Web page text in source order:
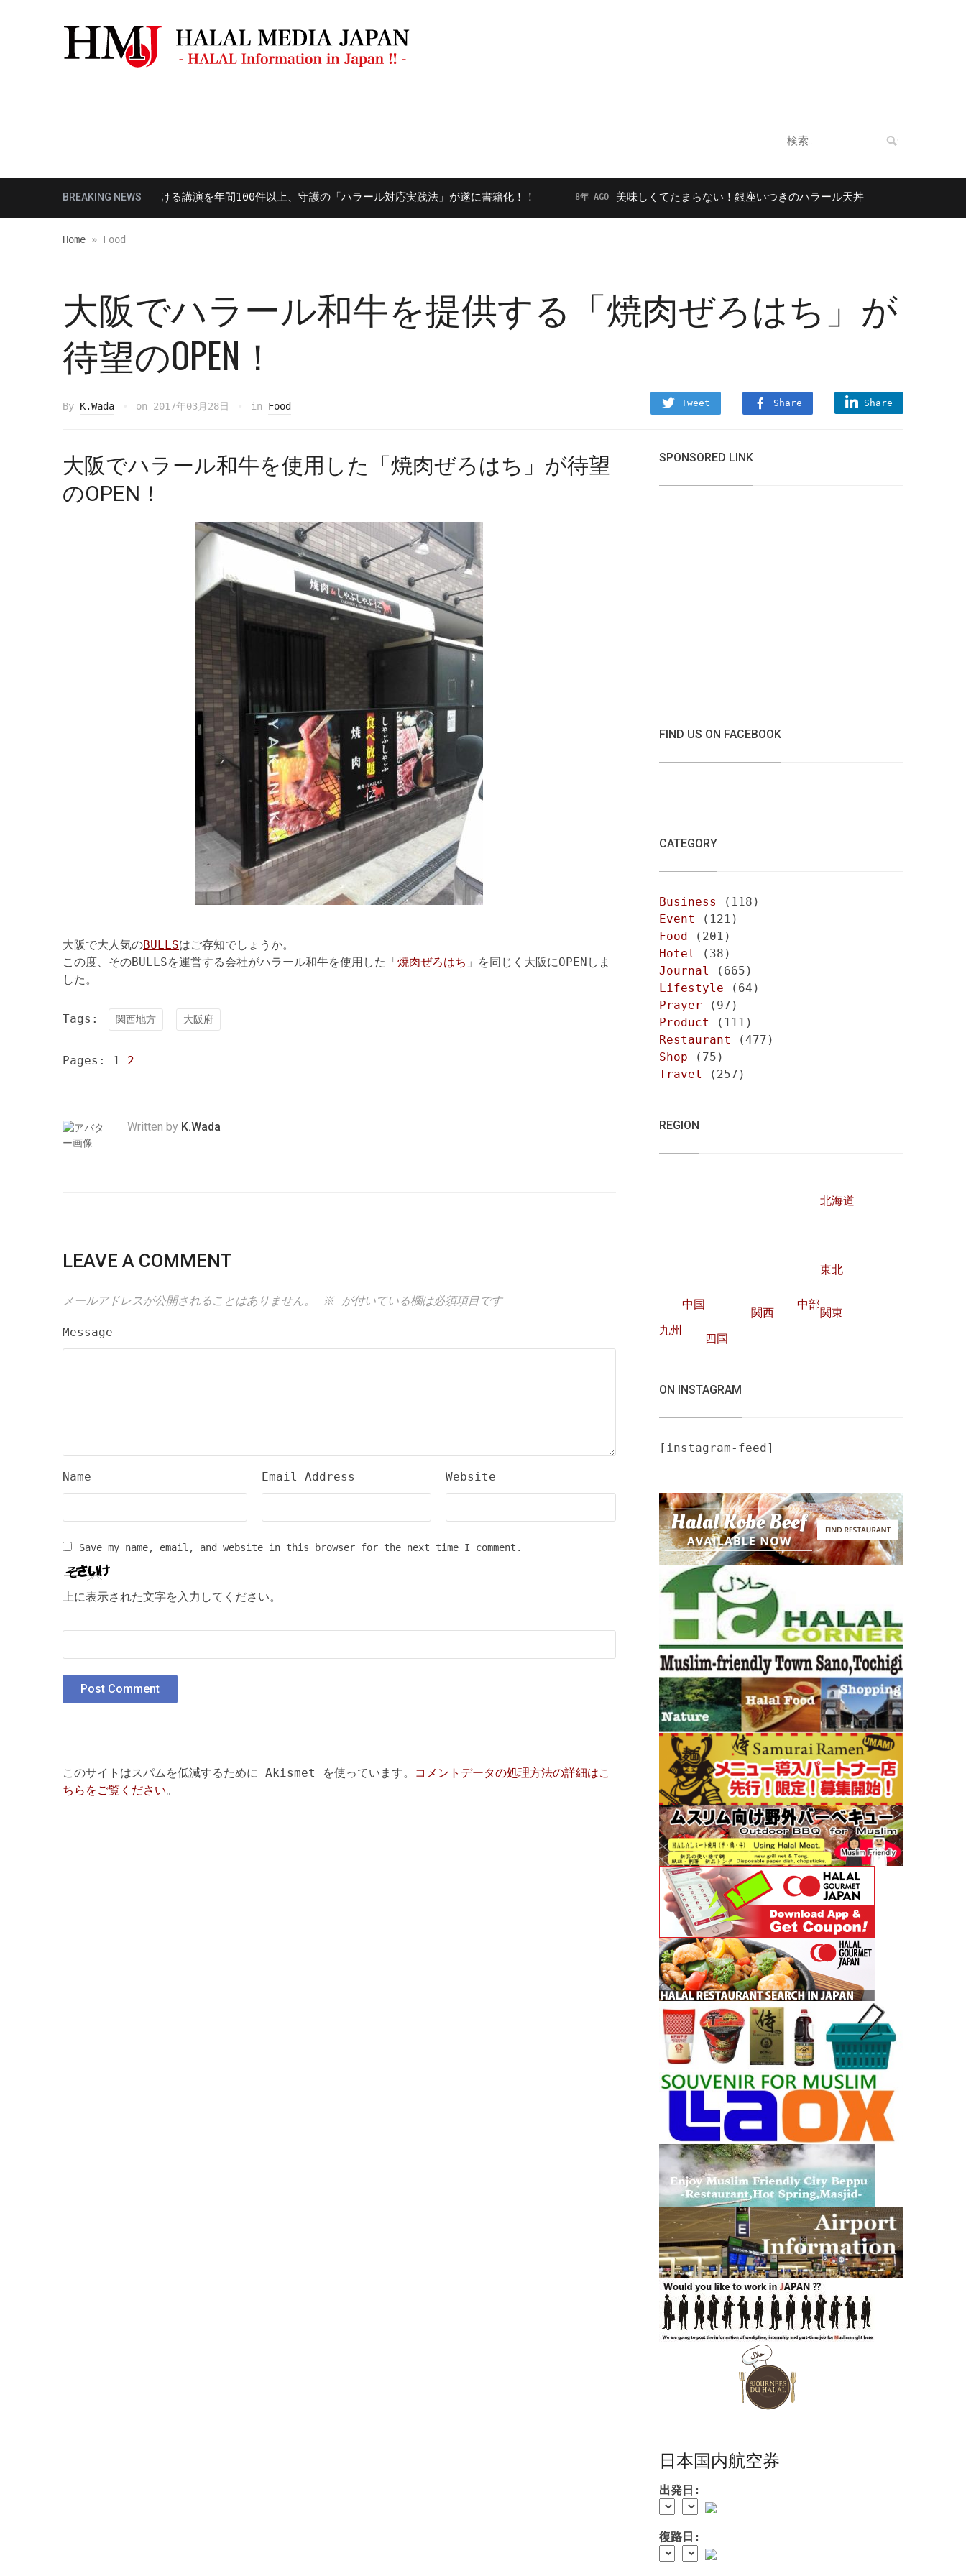
検
BREAKING NEWS
食の多様性対応における講演を年間100件以上、守護の「ハラール対応実践法」が遂に書籍化！！ 美味しくてたまらない！銀座いつきのハラール天丼
Home » Food
大阪でハラール和牛を提供する「焼肉ぜろはち」が
待望のOPEN！
Tweet Share Share
By K.Wada on 2017年03月28日 in Food
大阪でハラール和牛を使用した「焼肉ぜろはち」が待望
のOPEN！
大阪で大人気のBULLSはご存知でしょうか。
この度、そのBULLSを運営する会社がハラール和牛を使用した「焼肉ぜろはち 」を同じく大阪にOPENしま
した。
Tags: 関西地方 大阪府
Pages: 1 2
Written by K.Wada
LEAVE A COMMENT
メールアドレスが公開されることはありません。 ※ が付いている欄は必須項目です
Message
Name Email Address Website
Save my name, email, and website in this browser for the next time I comment.
上に表示された文字を入力してください。
このサイトはスパムを低減するために Akismet を使っています。
コメントデータの処理方法の詳細はこ
ちらをご覧ください。
SPONSORED LINK
FIND US ON FACEBOOK
CATEGORY
Business
(118)
Event
(121)
Food (201)
Hotel
(38)
Journal
(665)
Lifestyle (64)
Prayer (97)
Product
(111)
Restaurant
(477)
Shop (75)
Travel
(257)
REGION
北海道
東北
中部
中国
関西
関東
九州
四国
ON INSTAGRAM
[instagram-feed]
日本国内航空券
出発日:
復路日: